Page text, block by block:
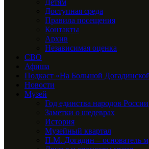
Детям
Доступная среда
Правила посещения
Контакты
Архив
Независимая оценка
СВО
Афиша
Подкаст «На Большой
Новости
Музей
Год единства народов России
Заметки о шедеврах
История
Музейный квартал
П.М. Догадин – основатель